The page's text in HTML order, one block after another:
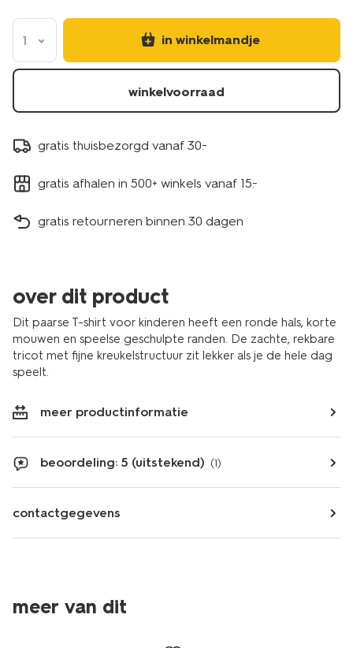
1 in winkelmandje
winkelvoorraad
gratis thuisbezorgd vanaf 30.-
gratis afhalen in 500+ winkels vanaf 15.-
gratis retourneren binnen 30 dagen
over dit product
Dit paarse T-shirt voor kinderen heeft een ronde hals, korte
mouwen en speelse geschulpte randen. De zachte, rekbare
tricot met fijne kreukelstructuur zit lekker als je de hele dag
speelt.
meer productinformatie
beoordeling: 5 (uitstekend) (1)
contactgegevens
meer van dit
sale